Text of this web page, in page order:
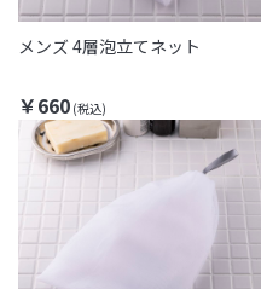
メンズ 4層泡立てネット
￥660